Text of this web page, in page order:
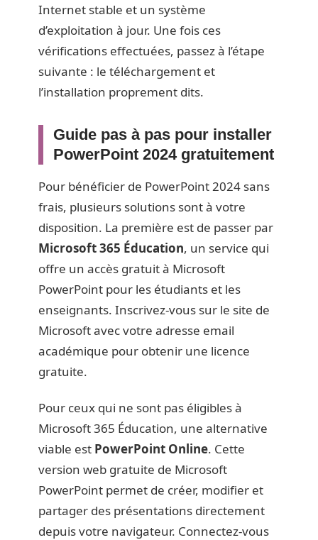
Internet stable et un système
d’exploitation à jour. Une fois ces
vérifications effectuées, passez à l’étape
suivante : le téléchargement et
l’installation proprement dits.
Guide pas à pas pour installer
PowerPoint 2024 gratuitement
Pour bénéficier de PowerPoint 2024 sans
frais, plusieurs solutions sont à votre
disposition. La première est de passer par
Microsoft 365 Éducation, un service qui
offre un accès gratuit à Microsoft
PowerPoint pour les étudiants et les
enseignants. Inscrivez-vous sur le site de
Microsoft avec votre adresse email
académique pour obtenir une licence
gratuite.
Pour ceux qui ne sont pas éligibles à
Microsoft 365 Éducation, une alternative
viable est PowerPoint Online. Cette
version web gratuite de Microsoft
PowerPoint permet de créer, modifier et
partager des présentations directement
depuis votre navigateur. Connectez-vous